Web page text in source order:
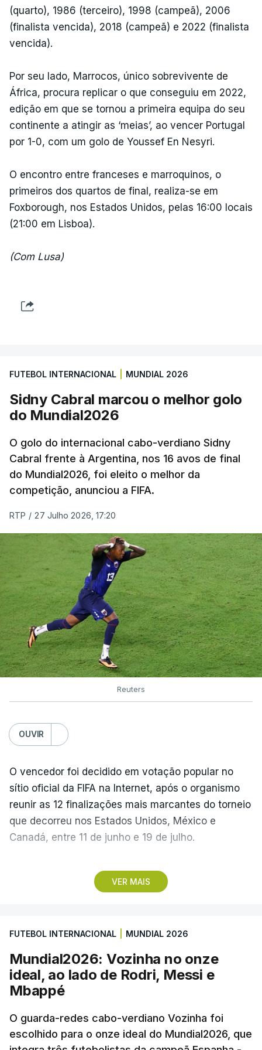
(quarto), 1986 (terceiro), 1998 (campeã), 2006
(finalista vencida), 2018 (campeã) e 2022 (finalista
vencida).
Por seu lado, Marrocos, único sobrevivente de
África, procura replicar o que conseguiu em 2022,
edição em que se tornou a primeira equipa do seu
continente a atingir as ‘meias’, ao vencer Portugal
por 1-0, com um golo de Youssef En Nesyri.
O encontro entre franceses e marroquinos, o
primeiros dos quartos de final, realiza-se em
Foxborough, nos Estados Unidos, pelas 16:00 locais
(21:00 em Lisboa).
(Com Lusa)
FUTEBOL INTERNACIONAL MUNDIAL 2026
Sidny Cabral marcou o melhor golo
do Mundial2026
O golo do internacional cabo-verdiano Sidny
Cabral frente à Argentina, nos 16 avos de final
do Mundial2026, foi eleito o melhor da
competição, anunciou a FIFA.
RTP / 27 Julho 2026, 17:20
Reuters
OUVIR
VER MAIS
O vencedor foi decidido em votação popular no
sítio oficial da FIFA na Internet, após o organismo
reunir as 12 finalizações mais marcantes do torneio
que decorreu nos Estados Unidos, México e
Canadá, entre 11 de junho e 19 de julho.
Lopes Cabral conquistou o prémio graças ao
remate de pé direito que colocou a bola no ângulo
“Foi simplesmente surreal”, disse à FIFA o jogador
dos turcos do Trabzonspor, recordando o momento
que fez Cabo Verde sonhar alto na sua primeira
participação numa fase final de um Mundial.
O ex-lateral do Benfica considerou que o galardão
FUTEBOL INTERNACIONAL MUNDIAL 2026
Mundial2026: Vozinha no onze
ideal, ao lado de Rodri, Messi e
Mbappé
O guarda-redes cabo-verdiano Vozinha foi
escolhido para o onze ideal do Mundial2026, que